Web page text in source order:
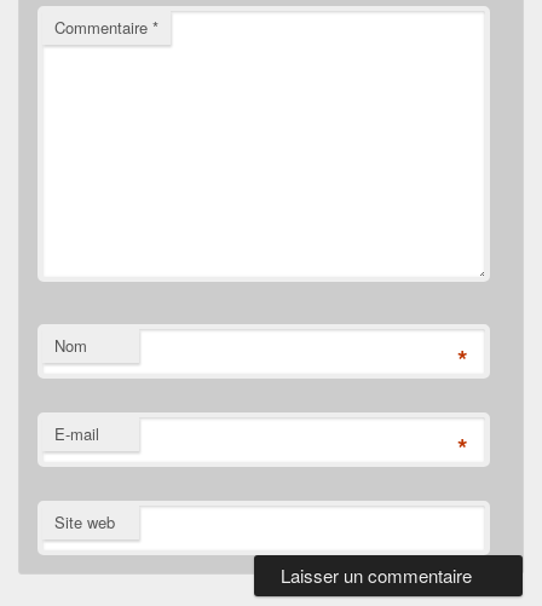
Commentaire *
Nom *
E-mail *
Site web